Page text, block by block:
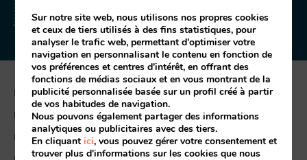
Mentions légales
Politique des cookies
Livre de réclamation
Sur notre site web, nous utilisons nos propres cookies
et ceux de tiers utilisés à des fins statistiques, pour
analyser le trafic web, permettant d'optimiser votre
navigation en personnalisant le contenu en fonction de
vos préférences et centres d'intérêt, en offrant des
fonctions de médias sociaux et en vous montrant de la
publicité personnalisée basée sur un profil créé à partir
de vos habitudes de navigation.
Nous pouvons également partager des informations
analytiques ou publicitaires avec des tiers.
En cliquantici, vous pouvez gérer votre consentement et
trouver plus d'informations sur les cookies que nous